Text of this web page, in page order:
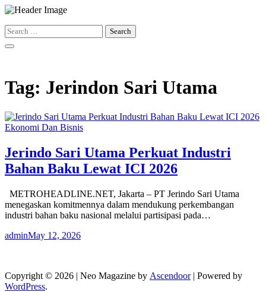
Skip
content
Search
for:
Tag: Jerindon Sari Utama
Ekonomi Dan Bisnis
Jerindo Sari Utama Perkuat Industri
Bahan Baku Lewat ICI 2026
METROHEADLINE.NET, Jakarta – PT Jerindo Sari Utama
menegaskan komitmennya dalam mendukung perkembangan
industri bahan baku nasional melalui partisipasi pada…
adminMay 12, 2026
Copyright © 2026 | Neo Magazine by Ascendoor| Powered by
WordPress.